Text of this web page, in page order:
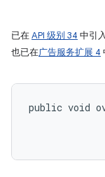
已在API 级别 34 中引入
也已在广告服务扩展 4
public void